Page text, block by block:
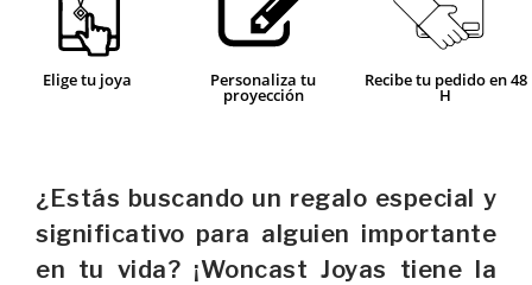
Elige tu joya Personaliza tu
proyección
Recibe tu pedido en 48
H
¿Estás buscando un regalo especial y
significativo para alguien importante
en tu vida? ¡Woncast Joyas tiene la